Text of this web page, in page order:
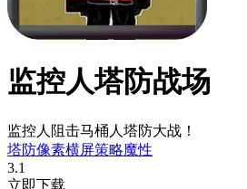
监控人塔防战场
监控人阻击马桶人塔防大战！
塔防像素横屏策略魔性
3.1
立即下载